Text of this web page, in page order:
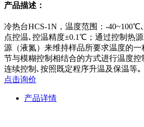
产品描述：
冷热台HCS-1N，温度范围：-40~100℃
点控温､控温精度±0.1℃；通过控制热
源（液氮）来维持样品所要求温度的一
节与模糊控制相结合的方式进行温度控
连续控制､按照既定程序升温及保温等｡
点击询价
产品详情